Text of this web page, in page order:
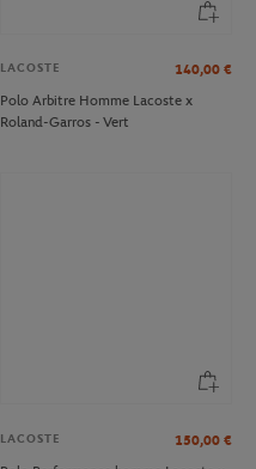
LACOSTE 140,00 €
Polo Arbitre Homme Lacoste x
Roland-Garros - Vert
LACOSTE 150,00 €